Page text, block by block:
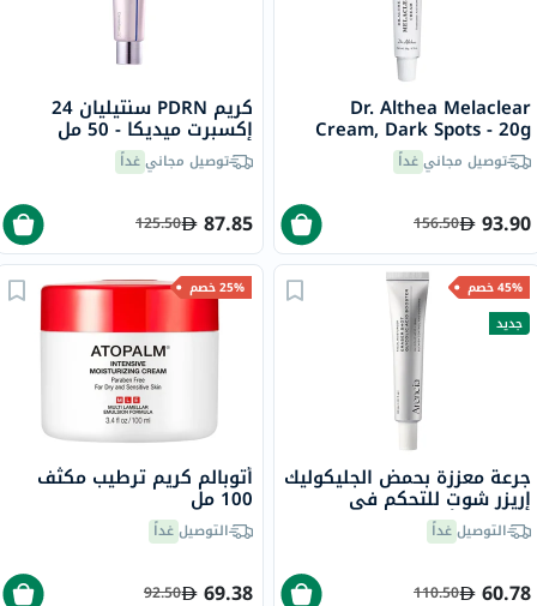
Dr. Althea Melaclear
Cream, Dark Spots - 20g
توصيل مجانيغداً
93.90
156.50
كريم PDRN سنتيليان 24
إكسبرت ميديكا - 50 مل
توصيل مجانيغداً
87.85
125.50
45% خصم
جديد
جرعة معززة بحمض الجليكوليك
إريزر شوت للتحكم في
الشوائب أرينسيا - 30 مل
التوصيلغداً
60.78
110.50
25% خصم
أتوبالم كريم ترطيب مكثف
100 مل
التوصيلغداً
69.38
92.50